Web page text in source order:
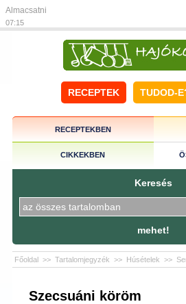
Almacsatni
07:15
RECEPTEK TUDOD-
RECEPTEKBEN
CIKKEKBEN
Keresés
mehet!
Főoldal >> Tartalomjegyzék >> Húsételek >>
Szecsuáni köröm